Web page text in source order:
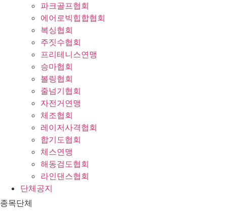
파크골프협회
에어로빅힙합협회
복싱협회
주짓수협회
프리테니스연맹
승마협회
볼링협회
줄넘기협회
자전거연맹
체조협회
레이저사격협회
합기도협회
체스연맹
해동검도협회
라인댄스협회
단체공지
종목단체